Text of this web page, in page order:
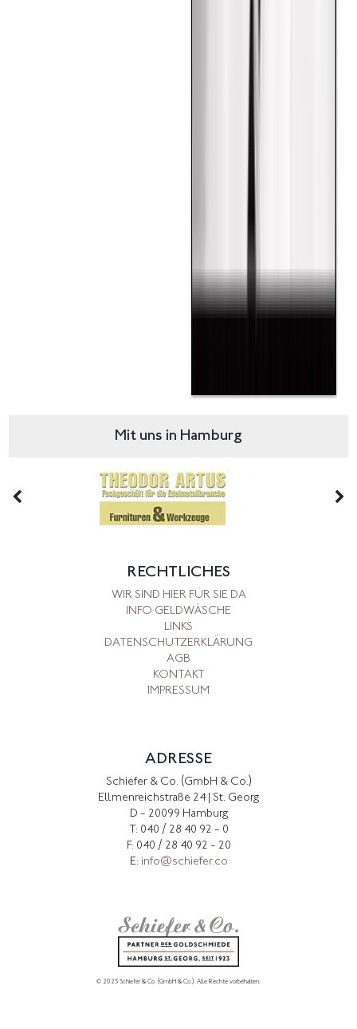
Mit uns in Hamburg
RECHTLICHES
WIR SIND HIER FÜR SIE DA
INFO GELDWÄSCHE
LINKS
DATENSCHUTZERKLÄRUNG
AGB
KONTAKT
IMPRESSUM
ADRESSE
Schiefer & Co. (GmbH & Co.)
Ellmenreichstraße 24 | St. Georg
D - 20099 Hamburg
T: 040 / 28 40 92 - 0
F: 040 / 28 40 92 - 20
E: info@schiefer.co
© 2025 Schiefer & Co. (GmbH & Co.). Alle Rechte vorbehalten.